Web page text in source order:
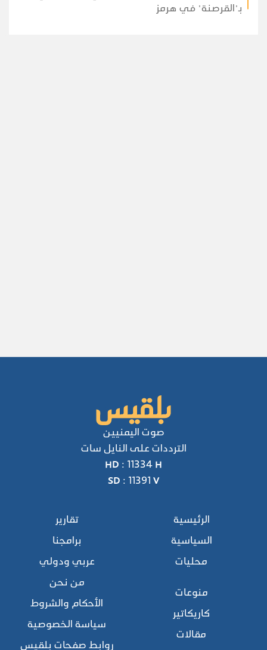
بـ"القرصنة" في هرمز
صوت اليمنيين
الترددات على النايل سات
HD : 11334 H
SD : 11391 V
الرئيسية
السياسية
محليات
تقارير
برامجنا
عربي ودولي
منوعات
كاريكاتير
مقالات
من نحن
الأحكام والشروط
سياسة الخصوصية
روابط صفحات بلقيس